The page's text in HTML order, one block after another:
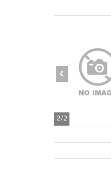
2/2
‹